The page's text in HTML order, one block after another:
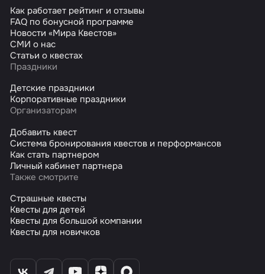
Как работает рейтинг и отзывы
FAQ по бонусной программе
Новости «Мира Квестов»
СМИ о нас
Статьи о квестах
Праздники
Детские праздники
Корпоративные праздники
Организаторам
Добавить квест
Система бронирования квестов и перформансов
Как стать партнером
Личный кабинет партнера
Также смотрите
Страшные квесты
Квесты для детей
Квесты для большой компании
Квесты для новичков